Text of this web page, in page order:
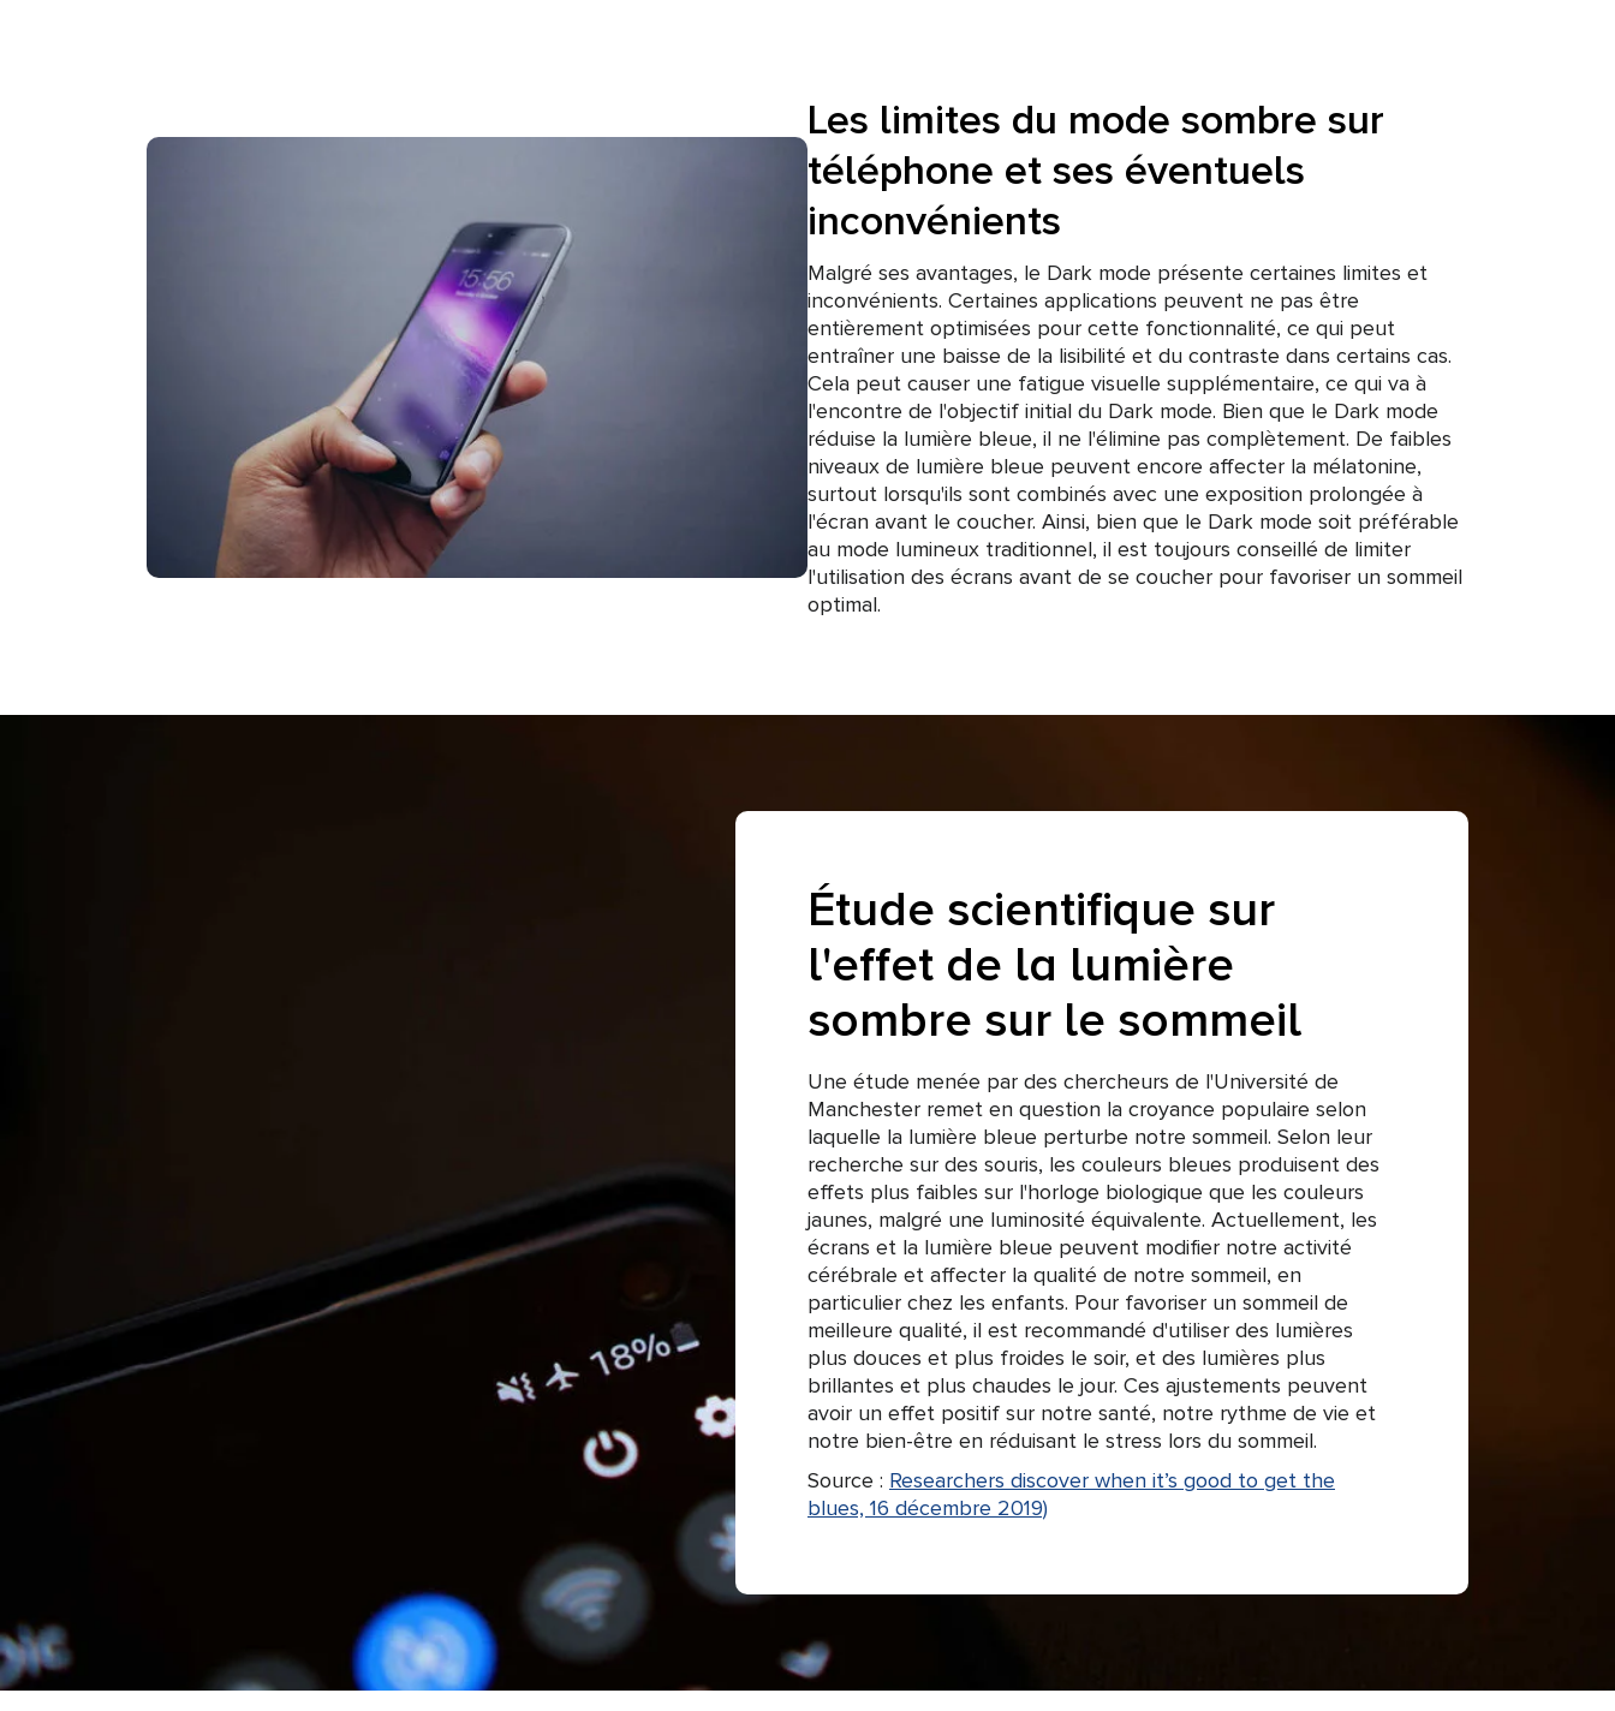
Les limites du mode sombre sur
téléphone et ses éventuels
inconvénients
Malgré ses avantages, le Dark mode présente certaines limites et
inconvénients. Certaines applications peuvent ne pas être
entièrement optimisées pour cette fonctionnalité, ce qui peut
entraîner une baisse de la lisibilité et du contraste dans certains cas.
Cela peut causer une fatigue visuelle supplémentaire, ce qui va à
l'encontre de l'objectif initial du Dark mode. Bien que le Dark mode
réduise la lumière bleue, il ne l'élimine pas complètement. De faibles
niveaux de lumière bleue peuvent encore affecter la mélatonine,
surtout lorsqu'ils sont combinés avec une exposition prolongée à
l'écran avant le coucher. Ainsi, bien que le Dark mode soit préférable
au mode lumineux traditionnel, il est toujours conseillé de limiter
l'utilisation des écrans avant de se coucher pour favoriser un sommeil
optimal.
Étude scientifique sur
l'effet de la lumière
sombre sur le sommeil
Une étude menée par des chercheurs de l'Université de
Manchester remet en question la croyance populaire selon
laquelle la lumière bleue perturbe notre sommeil. Selon leur
recherche sur des souris, les couleurs bleues produisent des
effets plus faibles sur l'horloge biologique que les couleurs
jaunes, malgré une luminosité équivalente. Actuellement, les
écrans et la lumière bleue peuvent modifier notre activité
cérébrale et affecter la qualité de notre sommeil, en
particulier chez les enfants. Pour favoriser un sommeil de
meilleure qualité, il est recommandé d'utiliser des lumières
plus douces et plus froides le soir, et des lumières plus
brillantes et plus chaudes le jour. Ces ajustements peuvent
avoir un effet positif sur notre santé, notre rythme de vie et
notre bien-être en réduisant le stress lors du sommeil.
Source : Researchers discover when it’s good to get the
blues, 16 décembre 2019)